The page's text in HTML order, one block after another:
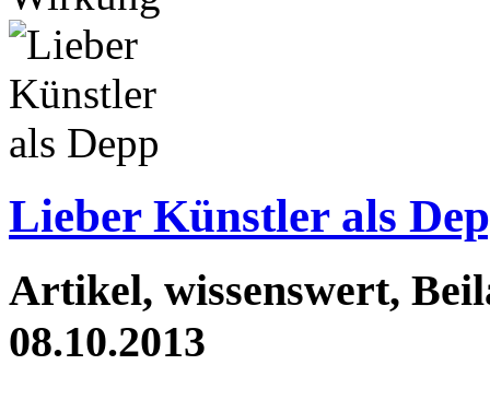
Lieber Künstler als
Artikel, wissenswert,
08.10.2013